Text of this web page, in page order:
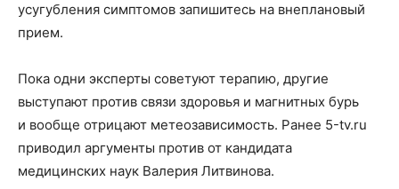
усугубления симптомов запишитесь на внеплановый
прием.
Пока одни эксперты советуют терапию, другие
выступают против связи здоровья и магнитных бурь
и вообще отрицают метеозависимость. Ранее 5-tv.ru
приводил аргументы против от кандидата
медицинских наук Валерия Литвинова.